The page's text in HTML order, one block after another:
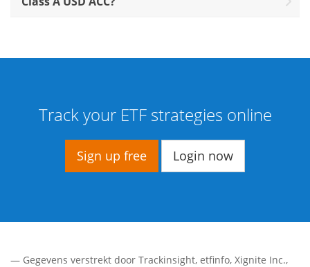
Track your ETF strategies online
Sign up free Login now
— Gegevens verstrekt door Trackinsight, etfinfo, Xignite Inc.,